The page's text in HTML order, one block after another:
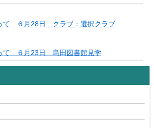
て ６月28日 クラブ：選択クラブ
て ６月23日 島田図書館見学